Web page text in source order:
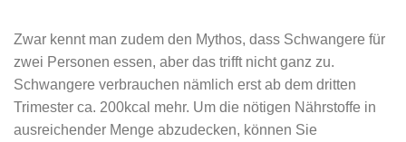
Zwar kennt man zudem den Mythos, dass Schwangere für
zwei Personen essen, aber das trifft nicht ganz zu.
Schwangere verbrauchen nämlich erst ab dem dritten
Trimester ca. 200kcal mehr. Um die nötigen Nährstoffe in
ausreichender Menge abzudecken, können Sie